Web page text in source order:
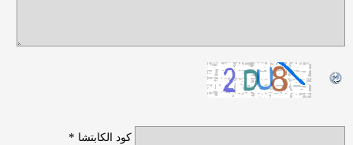
كود الكابتشا *